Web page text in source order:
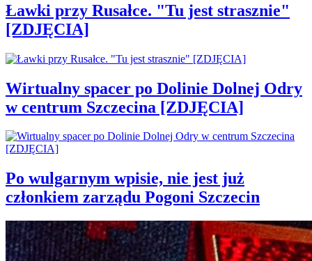
Ławki przy Rusałce. "Tu jest strasznie"
[ZDJĘCIA]
Wirtualny spacer po Dolinie Dolnej Odry
w centrum Szczecina [ZDJĘCIA]
Po wulgarnym wpisie, nie jest już
członkiem zarządu Pogoni Szczecin